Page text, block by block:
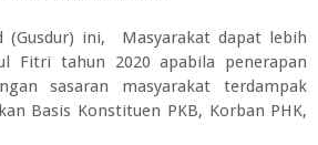
(Gusdur) ini, Masyarakat dapat lebih
Fitri tahun 2020 apabila penerapan
sasaran masyarakat terdampak
Basis Konstituen PKB, Korban PHK,